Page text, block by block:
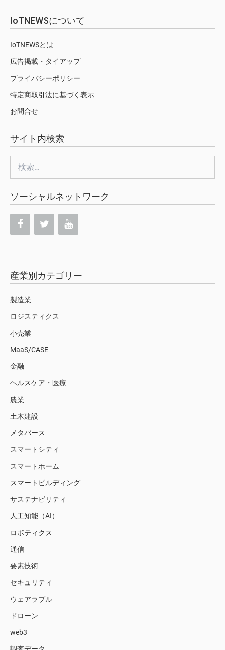
IoTNEWSについて
IoTNEWSとは
広告掲載・タイアップ
プライバシーポリシー
特定商取引法に基づく表示
お問合せ
サイト内検索
索:
ソーシャルネットワーク
産業別カテゴリー
製造業
ロジスティクス
小売業
MaaS/CASE
金融
ヘルスケア・医療
農業
土木建設
メタバース
スマートシティ
スマートホーム
スマートビルディング
サステナビリティ
人工知能（AI）
ロボティクス
通信
要素技術
セキュリティ
ウェアラブル
ドローン
web3